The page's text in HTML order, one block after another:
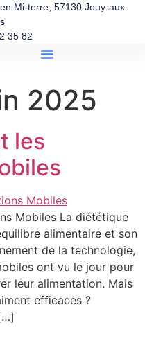
Mi-terre, 57130 Jouy-aux-
35 82
2025
les
Mobiles La diététique
alimentaire et son
de la technologie,
ont vu le jour pour
leur alimentation. Mais
efficaces ?